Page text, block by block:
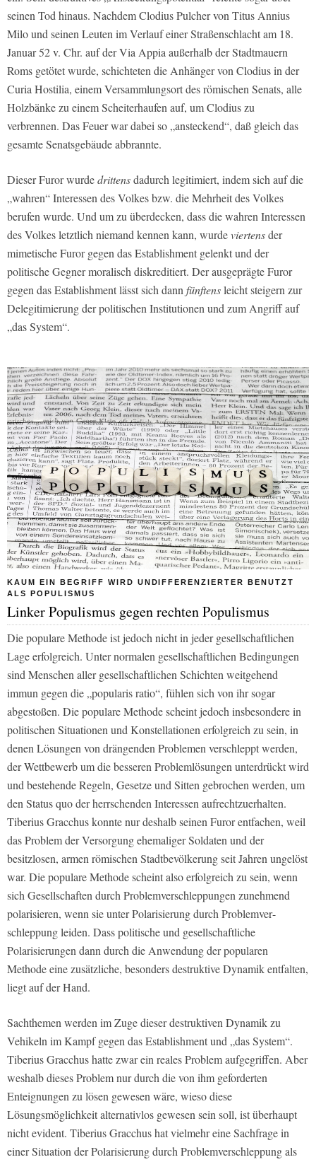
seinen Tod hinaus. Nachdem Clodius Pulcher von Titus Annius
Milo und seinen Leuten im Verlauf einer Straßenschlacht am 18.
Januar 52 v. Chr. auf der Via Appia außerhalb der Stadtmauern
Roms getötet wurde, schichteten die Anhänger von Clodius in der
Curia Hostilia, einem Versammlungsort des römischen Senats, alle
Holzbänke zu einem Scheiterhaufen auf, um Clodius zu
verbrennen. Das Feuer war dabei so „ansteckend“, daß gleich das
ge­samte Senatsgebäude abbrannte.
Dieser Furor wurdedrittensdadurch legitimiert, indem sich auf die
„wahren“ Interessen des Volkes bzw. die Mehrheit des Volkes
berufen wurde. Und um zu überdecken, dass die wahren Interessen
des Volkes letztlich niemand kennen kann, wurdeviertensder
mimetische Furor gegen das Establishment gelenkt und der
politische Gegner moralisch diskreditiert. Der ausgeprägte Furor
gegen das Establishment lässt sich dannfünftensleicht steigern zur
Delegitimierung der politischen Institutionen und zum Angriff auf
„das System“.
KAUM EIN BEGRIFF WIRD UNDIFFERENZIERTER BENUTZT
ALS POPULISMUS
Linker Populismus gegen rechten Populismus
Die populare Methode ist jedoch nicht in jeder gesellschaftlichen
Lage erfolgreich. Unter normalen gesellschaftlichen Bedingungen
sind Menschen aller ge­sellschaftlichen Schichten weitgehend
immun gegen die „popularis ratio“, fühlen sich von ihr sogar
abgestoßen. Die populare Methode scheint jedoch insbesondere in
politischen Situationen und Konstellationen erfolgreich zu sein, in
denen Lösungen von drängenden Problemen ver­schleppt werden,
der Wettbewerb um die besseren Problemlösungen unterdrückt wird
und bestehende Regeln, Gesetze und Sitten gebrochen werden, um
den Status quo der herrschenden Interessen aufrechtzuerhalten.
Tiberius Gracchus konnte nur deshalb sei­nen Furor entfachen, weil
das Problem der Versorgung ehemaliger Soldaten und der
besitzlosen, armen römischen Stadtbevölkerung seit Jahren ungelöst
war. Die populare Methode scheint also erfolgreich zu sein, wenn
sich Gesellschaften durch Problemver­schleppungen zunehmend
polarisieren, wenn sie unterPolarisierung durch Problemver­
schleppungleiden. Dass politische und gesellschaftliche
Polarisierungen dann durch die Anwendung der popularen
Methode eine zusätzliche, besonders destruktive Dynamik entfalten,
liegt auf der Hand.
Sachthemen werden im Zuge dieser destruktiven Dynamik zu
Vehikeln im Kampf ge­gen das Establishment und „das System“.
Tiberius Gracchus hatte zwar ein reales Problem aufgegriffen. Aber
weshalb dieses Problem nur durch die von ihm geforderten
Enteignungen zu lösen gewesen wäre, wieso diese
Lösungsmöglichkeit alternativlos gewesen sein soll, ist überhaupt
nicht evident. Tiberius Gracchus hat vielmehr eine Sachfrage in
einer Situation der Polarisierung durch Problemverschleppung als